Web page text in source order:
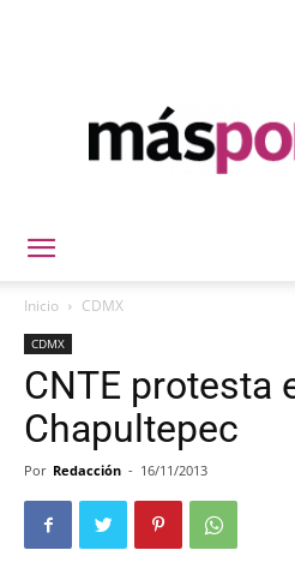
Inicio CDMX
CDMX
CNTE protesta
Chapultepec
Por Redacción - 16/11/2013